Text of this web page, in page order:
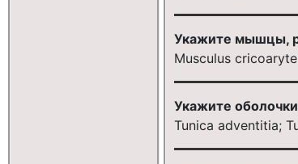
Укажите мышцы,
Musculus
Укажите
Tunica adventitia;